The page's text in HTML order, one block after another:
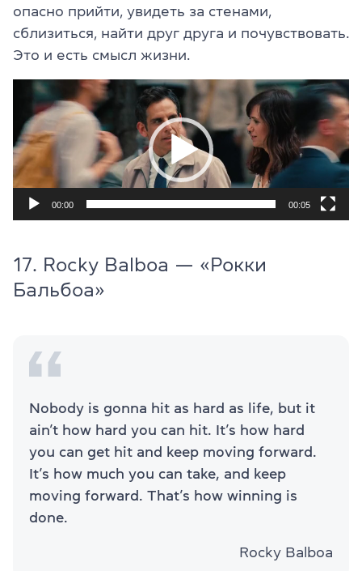
опасно прийти, увидеть за стенами,
сблизиться, найти друг друга и почувствовать.
Это и есть смысл жизни.
Видеоплеер
00:00 00:05
17. Rocky Balboa — «Рокки
Бальбоа»
Nobody is gonna hit as hard as life, but it
ain’t how hard you can hit. It’s how hard
you can get hit and keep moving forward.
It’s how much you can take, and keep
moving forward. That’s how winning is
done.
Rocky Balboa